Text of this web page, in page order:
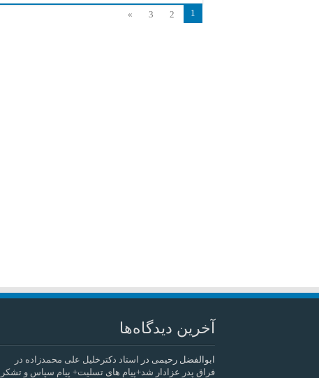
1
2
3
»
آخرین دیدگاه‌ها
ابوالفضل رحیمی در
استاد دکترخلیل علی محمدزاده در
فراق پدر عزادار شد+پیام های تسلیت+ پیام سپاس و تشکر